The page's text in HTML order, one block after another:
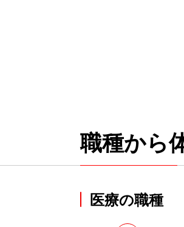
職種から
医療の職種